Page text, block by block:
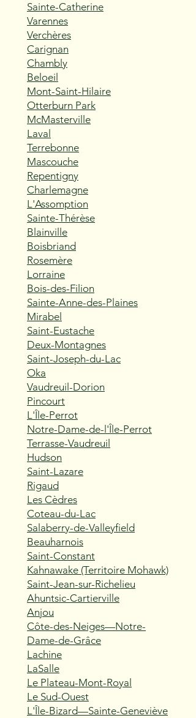
Sainte-Catherine
Varennes
Verchères
Carignan
Chambly
Beloeil
Mont-Saint-Hilaire
Otterburn Park
McMasterville
Laval
Terrebonne
Mascouche
Repentigny
Charlemagne
L'Assomption
Sainte-Thérèse
Blainville
Boisbriand
Rosemère
Lorraine
Bois-des-Filion
Sainte-Anne-des-Plaines
Mirabel
Saint-Eustache
Deux-Montagnes
Saint-Joseph-du-Lac
Oka
Vaudreuil-Dorion
Pincourt
L'Île-Perrot
Notre-Dame-de-l'Île-Perrot
Terrasse-Vaudreuil
Hudson
Saint-Lazare
Rigaud
Les Cèdres
Coteau-du-Lac
Salaberry-de-Valleyfield
Beauharnois
Saint-Constant
Kahnawake (Territoire Mohawk)
Saint-Jean-sur-Richelieu
Ahuntsic-Cartierville
Anjou
Côte-des-Neiges—Notre-
Dame-de-Grâce
Lachine
LaSalle
Le Plateau-Mont-Royal
Le Sud-Ouest
L'Île-Bizard—Sainte-Geneviève